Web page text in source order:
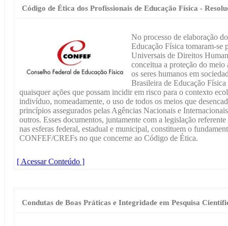
Código de Ética dos Profissionais de Educação Física -
No processo de elaboração
Educação Física tomaram-se
Universais de Direitos
conceitua a proteção do meio
os seres humanos em
Brasileira de Educação Física
quaisquer ações que possam incidir em risco para o contexto
indivíduo, nomeadamente, o uso de todos os meios que
princípios assegurados pelas Agências Nacionais e
outros. Esses documentos, juntamente com a legislação
nas esferas federal, estadual e municipal, constituem o
CONFEF/CREFs no que concerne ao Código de Ética.
[ Acessar Conteúdo ]
Condutas de Boas Práticas e Integridade em Pesquisa